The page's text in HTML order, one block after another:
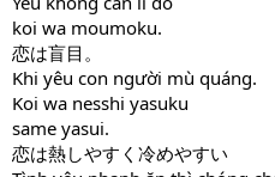
koi wa moumoku.
恋は盲目。
Khi yêu con người mù quáng.
Koi wa nesshi yasuku
same yasui.
恋は熱しやすく冷めやすい